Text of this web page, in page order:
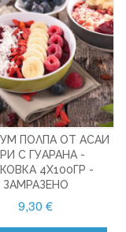
ПОЛПА ОТ АСАИ
С ГУАРАНА -
4X100ГР -
ЗАМРАЗЕНО
9,30 €